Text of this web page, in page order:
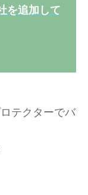
を追加して
テクターでバ